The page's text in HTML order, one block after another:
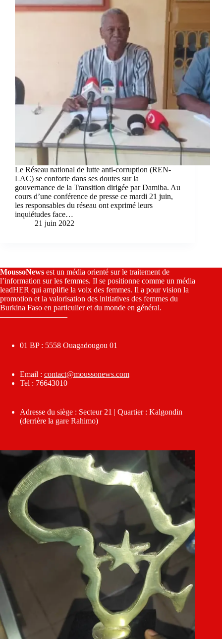
Le Réseau national de lutte anti-corruption (REN-
LAC) se conforte dans ses doutes sur la
gouvernance de la Transition dirigée par Damiba. Au
cours d’une conférence de presse ce mardi 21 juin,
les responsables du réseau ont exprimé leurs
inquiétudes face…
21 juin 2022
MoussoNews est un média orienté sur le traitement de
l’information sur les femmes. Il se positionne comme un média
leadHER qui amplifie la voix des femmes. Il a pour vision la
promotion et la valorisation des initiatives des femmes du
Burkina Faso en particulier et du monde en général.
————————–
01 BP : 5558 Ouagadougou 01
Email : contact@moussonews.com
Tel : 76643010
Adresse du siège : Secteur 21 | Quartier : Kalgondin
(derrière la gare Rahimo)